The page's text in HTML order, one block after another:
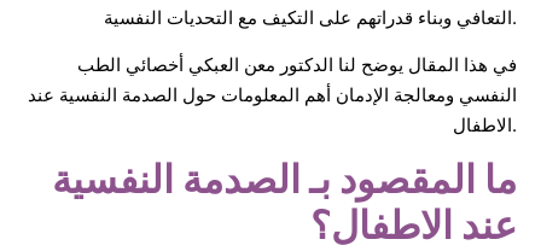
التعافي وبناء قدراتهم على التكيف مع التحديات النفسية.
في هذا المقال يوضح لنا الدكتور معن العبكي أخصائي الطب
النفسي ومعالجة الإدمان أهم المعلومات حول الصدمة النفسية عند
الاطفال.
ما المقصود بـ الصدمة النفسية
عند الاطفال؟